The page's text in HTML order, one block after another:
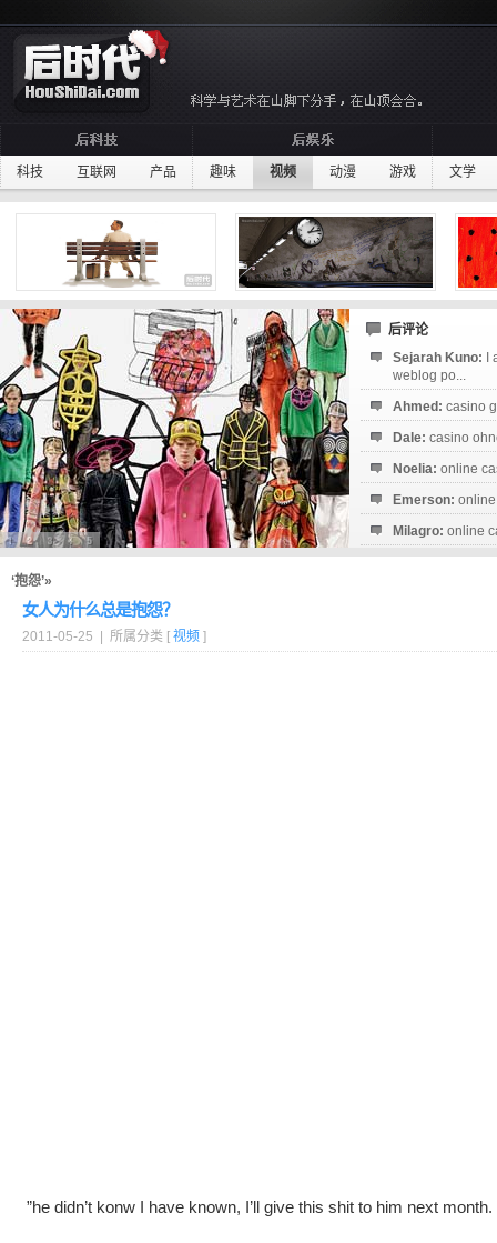
科技 互联网 产品 趣味 视频 动漫 游戏 文学
后评论
Sejarah Kuno:
weblog po...
Ahmed: casino
Dale: casino
Noelia: online
Emerson:
Milagro: online
‘抱怨’»
女人为什么总是抱怨？
2011-05-25 | 所属分类 [ 视频 ]
”he didn’t konw I have known, I’ll give this shit to him next